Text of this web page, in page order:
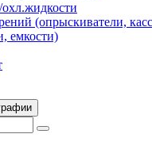
(опрыскиватели,
емкости)